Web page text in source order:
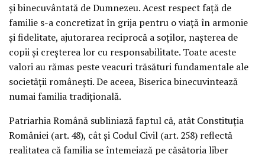
şi binecuvântată de Dumnezeu. Acest respect faţă de
familie s-a concretizat în grija pentru o viaţă în armonie
şi fidelitate, ajutorarea reciprocă a soţilor, naşterea de
copii şi creşterea lor cu responsabilitate. Toate aceste
valori au rămas peste veacuri trăsături fundamentale ale
societăţii româneşti. De aceea, Biserica binecuvintează
numai familia tradiţională.
Patriarhia Română subliniază faptul că, atât Constituţia
României (art. 48), cât şi Codul Civil (art. 258) reflectă
realitatea că familia se întemeiază pe căsătoria liber